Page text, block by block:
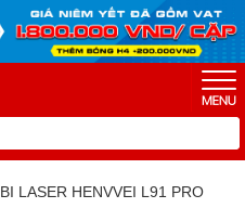
BI LASER HENVVEI L91 PRO